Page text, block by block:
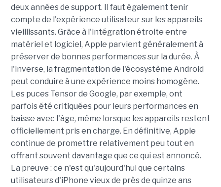
deux années de support. Il faut également tenir
compte de l'expérience utilisateur sur les appareils
vieillissants. Grâce à l'intégration étroite entre
matériel et logiciel, Apple parvient généralement à
préserver de bonnes performances sur la durée. À
l'inverse, la fragmentation de l'écosystème Android
peut conduire à une expérience moins homogène.
Les puces Tensor de Google, par exemple, ont
parfois été critiquées pour leurs performances en
baisse avec l'âge, même lorsque les appareils restent
officiellement pris en charge. En définitive, Apple
continue de promettre relativement peu tout en
offrant souvent davantage que ce qui est annoncé.
La preuve : ce n'est qu'aujourd'hui que certains
utilisateurs d'iPhone vieux de près de quinze ans